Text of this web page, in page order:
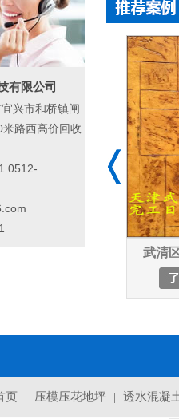
有限公司
兴市和桥镇闸
路西高价回收
0512-
页 | 压模压花地坪 | 透水混凝